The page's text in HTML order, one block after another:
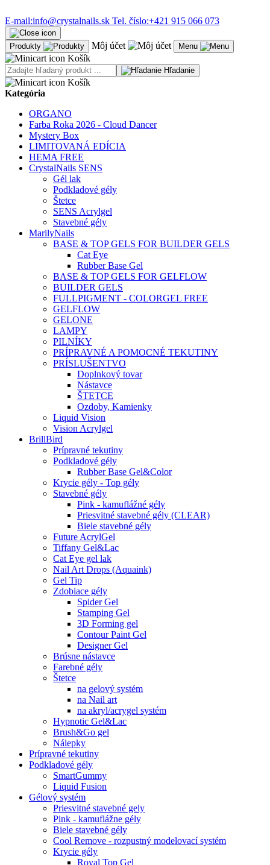
E-mail:info@crystalnails.sk Tel. číslo:+421 915 066 073
Produkty Môj účet Menu
Košík
Hľadanie
Košík
Kategória
ORGANO
Farba Roka 2026 - Cloud Dancer
Mystery Box
LIMITOVANÁ EDÍCIA
HEMA FREE
CrystalNails SENS
Gél lak
Podkladové gély
Štetce
SENS Acrylgel
Stavebné gély
MarilyNails
BASE & TOP GELS FOR BUILDER GELS
Cat Eye
Rubber Base Gel
BASE & TOP GELS FOR GELFLOW
BUILDER GELS
FULLPIGMENT - COLORGEL FREE
GELFLOW
GELONE
LAMPY
PILNÍKY
PRÍPRAVNÉ A POMOCNÉ TEKUTINY
PRÍSLUŠENTVO
Doplnkový tovar
Nástavce
ŠTETCE
Ozdoby, Kamienky
Liquid Vision
Vision Acrylgel
BrillBird
Prípravné tekutiny
Podkladové gély
Rubber Base Gel&Color
Krycie gély - Top gély
Stavebné gély
Pink - kamuflážné gély
Priesvitné stavebné gély (CLEAR)
Biele stavebné gély
Future AcrylGel
Tiffany Gel&Lac
Cat Eye gel lak
Nail Art Drops (Aquaink)
Gel Tip
Zdobiace gély
Spider Gel
Stamping Gel
3D Forming gel
Contour Paint Gel
Designer Gel
Brúsne nástavce
Farebné gély
Štetce
na gelový systém
na Nail art
na akryl/acrygel systém
Hypnotic Gel&Lac
Brush&Go gel
Nálepky
Prípravné tekutiny
Podkladové gély
SmartGummy
Liquid Fusion
Gélový systém
Priesvitné stavebné gely
Pink - kamuflážne gély
Biele stavebné gély
Cool Remove - rozpustný modelovací systém
Krycie gély
Royal Top Gel